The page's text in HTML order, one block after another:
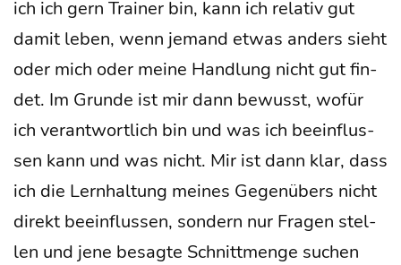
ich ich gern Trai­ner bin, kann ich rela­tiv gut
damit leben, wenn jemand etwas anders sieht
oder mich oder mei­ne Hand­lung nicht gut fin­
det. Im Grun­de ist mir dann bewusst, wofür
ich ver­ant­wort­lich bin und was ich beein­flus­
sen kann und was nicht. Mir ist dann klar, dass
ich die Lern­hal­tung mei­nes Gegen­übers nicht
direkt beein­flus­sen, son­dern nur Fra­gen stel­
len und jene besag­te Schnitt­men­ge suchen